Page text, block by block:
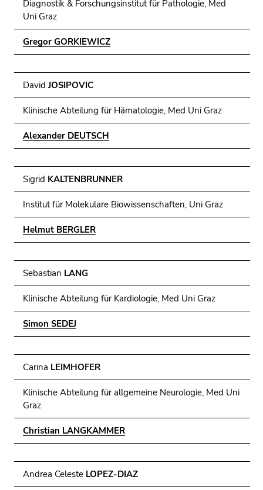
Diagnostik & Forschungsinstitut für Pathologie, Med
Uni Graz
Gregor GORKIEWICZ
David JOSIPOVIC
Klinische Abteilung für Hämatologie, Med Uni Graz
Alexander DEUTSCH
Sigrid KALTENBRUNNER
Institut für Molekulare Biowissenschaften, Uni Graz
Helmut BERGLER
Sebastian LANG
Klinische Abteilung für Kardiologie, Med Uni Graz
Simon SEDEJ
Carina LEIMHOFER
Klinische Abteilung für allgemeine Neurologie, Med Uni
Graz
Christian LANGKAMMER
Andrea Celeste LOPEZ-DIAZ